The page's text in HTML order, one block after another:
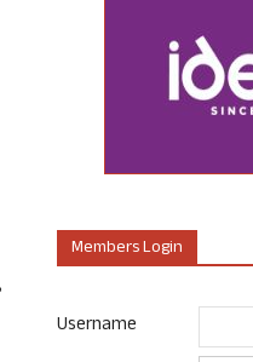
Members Login
Username